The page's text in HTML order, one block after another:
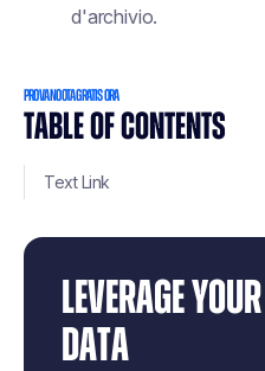
TABLE OF CONTENTS
Text Link
LEVERAGE
DATA
d'archivio.
PROVA NOOTA GRATIS ORA